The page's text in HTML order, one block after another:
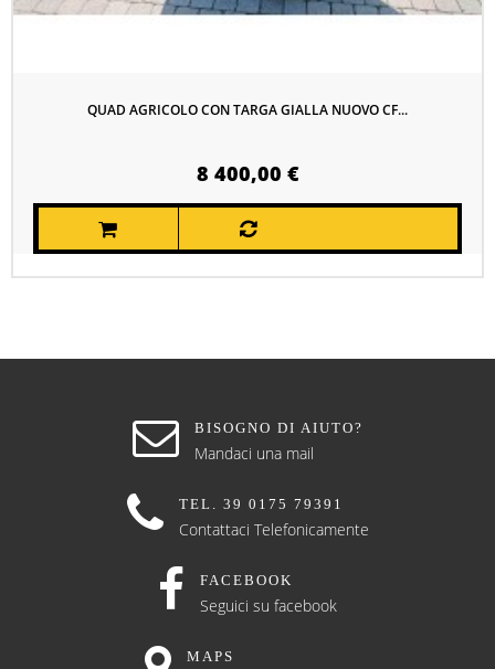
QUAD AGRICOLO CON TARGA GIALLA NUOVO CF...
8 400,00 €
BISOGNO DI AIUTO?
Mandaci una mail
TEL. 39 0175 79391
Contattaci Telefonicamente
FACEBOOK
Seguici su facebook
MAPS